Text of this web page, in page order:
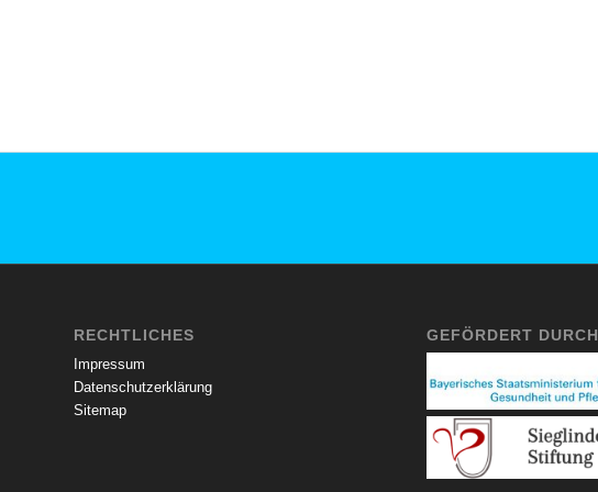
RECHTLICHES
Impressum
Datenschutzerklärung
Sitemap
GEFÖRDERT DURCH